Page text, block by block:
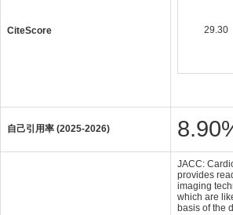
CiteScore 29.30
自己引用率 (2025-2026)
JACC:
provides
imaging
which are
basis of the